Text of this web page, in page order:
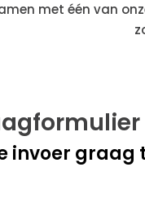
met één van
invoer graag